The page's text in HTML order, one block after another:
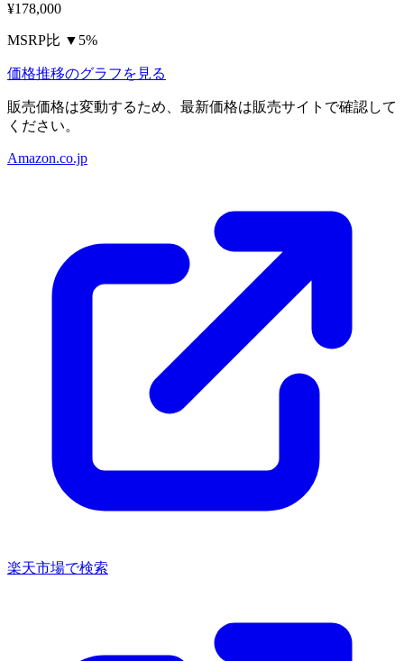
¥178,000
MSRP比 ▼5%
価格推移のグラフを見る
販売価格は変動するため、最新価格は販売サイトで確認して
ください。
Amazon.co.jp
楽天市場で検索